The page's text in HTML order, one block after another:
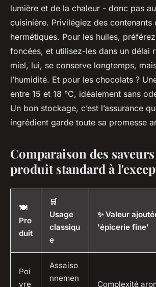
lumière et de la chaleur - donc pas
cuisinière. Privilégiez des contenants
hermétiques. Pour les huiles,
foncées, et utilisez-les dans un délai
miel, lui, se conserve longtemps,
l’humidité. Et pour les chocolats ?
entre 15 et 18 °C, idéalement sans
Un bon stockage, c’est l’assurance
ingrédient garde toute sa promesse
Comparaison des
produit standard à
🍽️
Pro
duit
🛒
Usage
classiqu
e
✨ Valeur
'épicerie fine'
Poi
vre
Assaiso
nnemen
Complexité